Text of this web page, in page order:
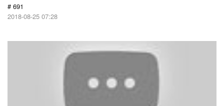
# 691
2018-08-25 07:28